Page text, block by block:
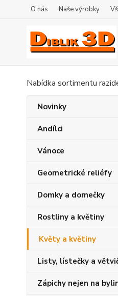
O nás Naše výrobky
Nabídka sortimentu
Novinky
Andílci
Vánoce
Geometrické reliéfy
Domky a domečky
Rostliny a květiny
Květy a květiny
Listy, lístečky a
Zápichy nejen na